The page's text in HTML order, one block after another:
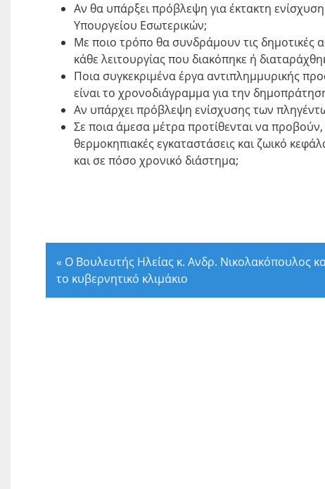
Αν θα υπάρξει πρόβλεψη για έκτακτη
Υπουργείου Εσωτερικών;
Με ποιο τρόπο θα συνδράμουν τις δημοτικές
κάθε λειτουργίας που διακόπηκε ή
Ποια συγκεκριμένα έργα αντιπλημμυρικής
είναι το χρονοδιάγραμμα για την
Αν υπάρχει πρόβλεψη ενίσχυσης των
Σε ποια άμεσα μέτρα προτίθενται να
θερμοκηπιακές εγκαταστάσεις και ζωικό
και σε πόσο χρονικό διάστημα;
« Ο Βουλευτής Ηλείας κ. Ανδρ. Νικολακόπουλος
το κυβερνητικό κλιμάκιο